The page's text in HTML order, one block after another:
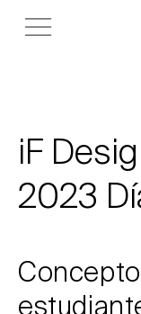
iF
2023